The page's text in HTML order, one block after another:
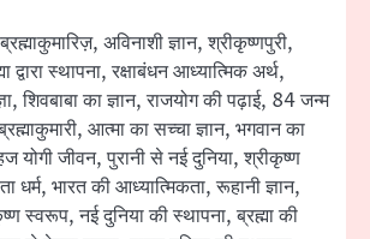
अविनाशी ज्ञान, श्रीकृष्णपुरी,
द्वारा स्थापना, रक्षाबंधन आध्यात्मिक अर्थ,
शिवबाबा का ज्ञान, राजयोग की पढ़ाई, 84 जन्म
आत्मा का सच्चा ज्ञान, भगवान का
जीवन, पुरानी से नई दुनिया, श्रीकृष्ण
धर्म, भारत की आध्यात्मिकता, रूहानी ज्ञान,
स्वरूप, नई दुनिया की स्थापना, ब्रह्मा की